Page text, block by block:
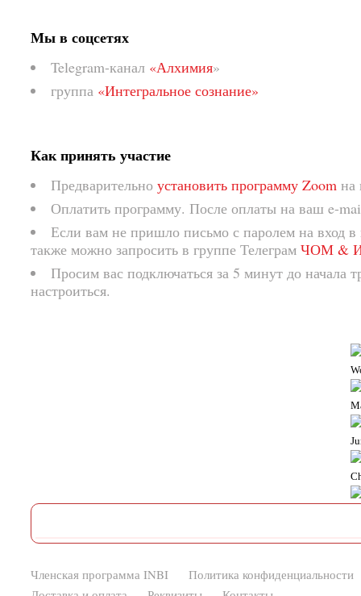
Мы в соцсетях
Telegram-канал «Алхимия»
группа «Интегральное сознание»
Как принять участие
Предварительно установить программу Zoom на
Оплатить программу. После оплаты на ваш e-
Если вам не пришло письмо с паролем на вход
также можно запросить в группе Телеграм ЧОМ &
Просим вас подключаться за 5 минут до начала
настроиться.
Членская программа INBI
Политика конфиденциальности